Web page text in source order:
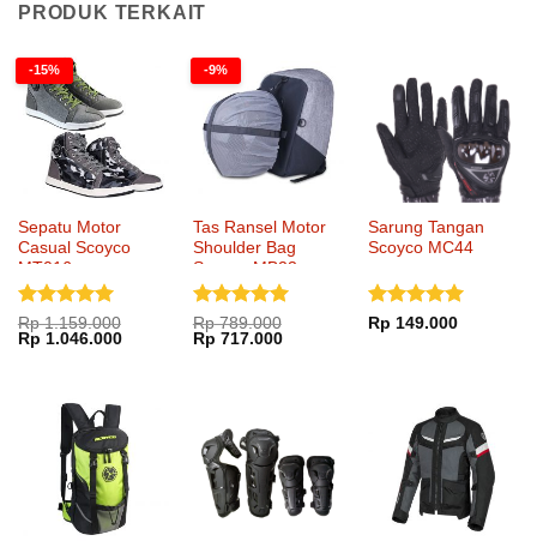
PRODUK TERKAIT
-15%
Sepatu Motor
Casual Scoyco
MT016
Dinilai5
dari 5
Rp1.159.000
Harga
aslinya
Rp 1.046.000Harga
-9%
Tas Ransel Motor
Shoulder Bag
Scoyco MB23
Dinilai5
dari 5
Rp789.000
Harga
aslinya
Rp 717.000Harga
Sarung Tangan
Scoyco MC44
Dinilai 5
Rp 149.000